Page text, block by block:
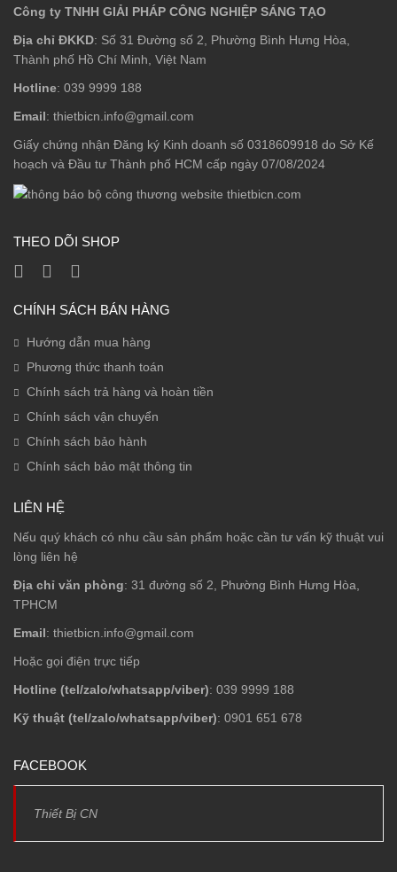
Công ty TNHH GIẢI PHÁP CÔNG NGHIỆP SÁNG TẠO
Địa chỉ ĐKKD: Số 31 Đường số 2, Phường Bình Hưng Hòa,
Thành phố Hồ Chí Minh, Việt Nam
Hotline: 039 9999 188
Email: thietbicn.info@gmail.com
Giấy chứng nhận Đăng ký Kinh doanh số 0318609918 do Sở Kế
hoạch và Đầu tư Thành phố HCM cấp ngày 07/08/2024
THEO DÕI SHOP
CHÍNH SÁCH BÁN HÀNG
Hướng dẫn mua hàng
Phương thức thanh toán
Chính sách trả hàng và hoàn tiền
Chính sách vận chuyển
Chính sách bảo hành
Chính sách bảo mật thông tin
LIÊN HỆ
Nếu quý khách có nhu cầu sản phẩm hoặc cần tư vấn kỹ thuật vui
lòng liên hệ
Địa chỉ văn phòng: 31 đường số 2, Phường Bình Hưng Hòa,
TPHCM
Email: thietbicn.info@gmail.com
Hoặc gọi điện trực tiếp
Hotline (tel/zalo/whatsapp/viber): 039 9999 188
Kỹ thuật (tel/zalo/whatsapp/viber): 0901 651 678
FACEBOOK
Thiết Bị CN